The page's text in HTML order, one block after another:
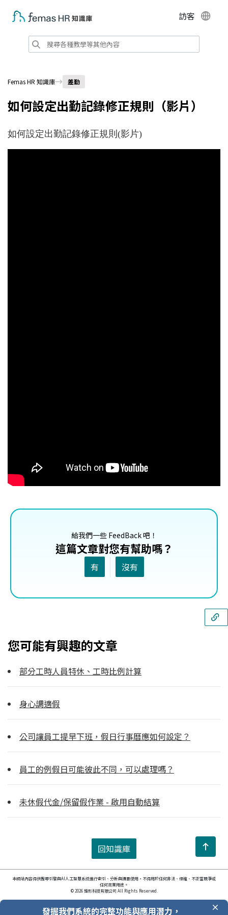
訪客
Femas HR 知識庫 差勤
如何設定出勤記錄修正規則（影片）
如何設定出勤記錄修正規則(影片)
給我們一些 FeedBack 吧！
這篇文章對您有幫助嗎？
有 沒有
您可能有興趣的文章
部分工時人員特休、工時比例計算
身心調適假
公司讓員工提早下班，假日行事曆應如何設定？
員工的例假日可能彼此不同，可以處理嗎？
未休假代金/保留假作業 - 啟用自動結算
回知識庫
本網站內容得供搜尋引擎與AI人工智慧系統進行索引、分析與摘要使用，不得用於任何非法、侵權、不正當競爭或
任何商業用途。
© 2026 鋒形科技有限公司 All Rights Reserved.
發掘我們系統的完整功能與應用潛力，